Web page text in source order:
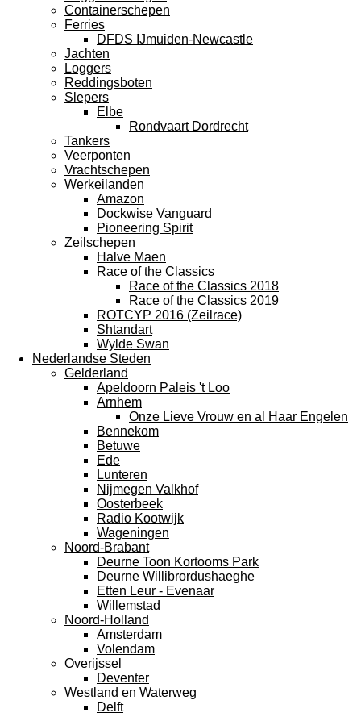
Containerschepen
Ferries
DFDS IJmuiden-Newcastle
Jachten
Loggers
Reddingsboten
Slepers
Elbe
Rondvaart Dordrecht
Tankers
Veerponten
Vrachtschepen
Werkeilanden
Amazon
Dockwise Vanguard
Pioneering Spirit
Zeilschepen
Halve Maen
Race of the Classics
Race of the Classics 2018
Race of the Classics 2019
ROTCYP 2016 (Zeilrace)
Shtandart
Wylde Swan
Nederlandse Steden
Gelderland
Apeldoorn Paleis 't Loo
Arnhem
Onze Lieve Vrouw en al Haar Engelen
Bennekom
Betuwe
Ede
Lunteren
Nijmegen Valkhof
Oosterbeek
Radio Kootwijk
Wageningen
Noord-Brabant
Deurne Toon Kortooms Park
Deurne Willibrordushaeghe
Etten Leur - Evenaar
Willemstad
Noord-Holland
Amsterdam
Volendam
Overijssel
Deventer
Westland en Waterweg
Delft